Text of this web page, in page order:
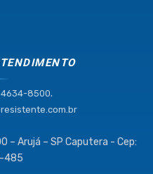
4634-8500.
– Arujá – SP Caputera - Cep:
485